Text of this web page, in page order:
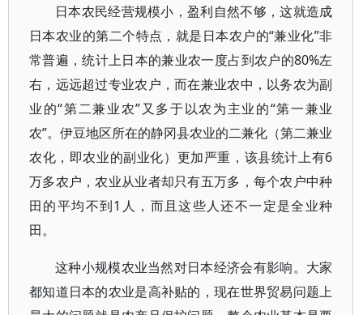
日本农民经营规模小，盈利自然不够，这就造成
日本农业的第二个特点，就是日本农户的“兼业化”非
常普遍，统计上日本的兼业农一度占到农户的80%左
右，远远超过专业农户，而在兼业农中，以务农为副
业的“第二兼业农”又多于以农为主业的“第一兼业
农”。伊豆地区所在的静冈县农业的二兼化（第二兼业
农化，即农业的副业化）更加严重，该县统计上有6
万多农户，农业从业者却只有五万多，每个农户中种
田的平均不到1人，而且这些人还不一定是全业种
田。
这种小规模农业当然对日本经济会有影响。大家
都知道日本的农业是高补贴的，现在世界贸易问题上